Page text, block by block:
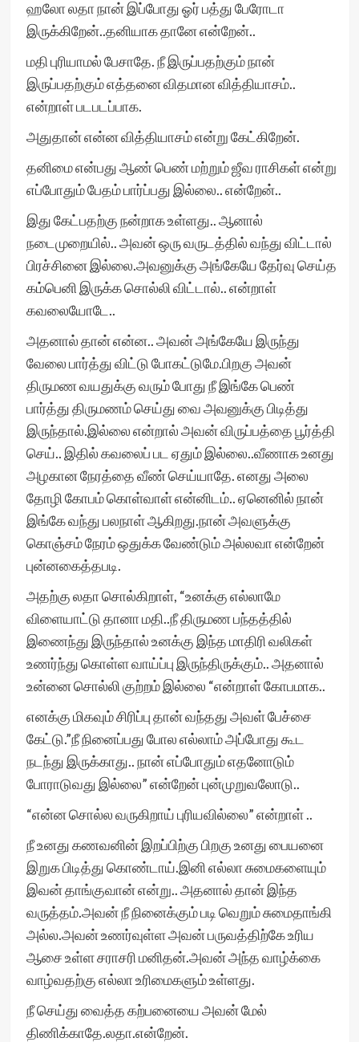
ஹலோ லதா நான் இப்போது ஓர் பத்து பேரோடா
இருக்கிறேன்..தனியாக தானே என்றேன்..
மதி புரியாமல் பேசாதே. நீ இருப்பதற்கும் நான்
இருப்பதற்கும் எத்தனை விதமான வித்தியாசம்..
என்றாள் படபடப்பாக.
அதுதான் என்ன வித்தியாசம் என்று கேட்கிறேன்.
தனிமை என்பது ஆண் பெண் மற்றும் ஜீவ ராசிகள் என்று
எப்போதும் பேதம் பார்ப்பது இல்லை.. என்றேன்..
இது கேட்பதற்கு நன்றாக உள்ளது.. ஆனால்
நடைமுறையில்.. அவன் ஒரு வருடத்தில் வந்து விட்டால்
பிரச்சினை இல்லை.அவனுக்கு அங்கேயே தேர்வு செய்த
கம்பெனி இருக்க சொல்லி விட்டால்.. என்றாள்
கவலையோடே..
அதனால் தான் என்ன.. அவன் அங்கேயே இருந்து
வேலை பார்த்து விட்டு போகட்டுமே.பிறகு அவன்
திருமண வயதுக்கு வரும் போது நீ இங்கே பெண்
பார்த்து திருமணம் செய்து வை அவனுக்கு பிடித்து
இருந்தால்.இல்லை என்றால் அவன் விருப்பத்தை பூர்த்தி
செய்.. இதில் கவலைப் பட ஏதும் இல்லை..வீணாக உனது
அழகான நேரத்தை வீண் செய்யாதே. எனது அலை
தோழி கோபம் கொள்வாள் என்னிடம்.. ஏனெனில் நான்
இங்கே வந்து பலநாள் ஆகிறது.நான் அவளுக்கு
கொஞ்சம் நேரம் ஒதுக்க வேண்டும் அல்லவா என்றேன்
புன்னகைத்தபடி.
அதற்கு லதா சொல்கிறாள், “உனக்கு எல்லாமே
விளையாட்டு தானா மதி..நீ திருமண பந்தத்தில்
இணைந்து இருந்தால் உனக்கு இந்த மாதிரி வலிகள்
உணர்ந்து கொள்ள வாய்ப்பு இருந்திருக்கும்.. அதனால்
உன்னை சொல்லி குற்றம் இல்லை “என்றாள் கோபமாக..
எனக்கு மிகவும் சிரிப்பு தான் வந்தது அவள் பேச்சை
கேட்டு.”நீ நினைப்பது போல எல்லாம் அப்போது கூட
நடந்து இருக்காது.. நான் எப்போதும் எதனோடும்
போராடுவது இல்லை” என்றேன் புன்முறுவலோடு..
“என்ன சொல்ல வருகிறாய் புரியவில்லை” என்றாள் ..
நீ உனது கணவனின் இறப்பிற்கு பிறகு உனது பையனை
இறுக பிடித்து கொண்டாய்.இனி எல்லா சுமைகளையும்
இவன் தாங்குவான் என்று.. அதனால் தான் இந்த
வருத்தம்.அவன் நீ நினைக்கும் படி வெறும் சுமைதாங்கி
அல்ல.அவன் உணர்வுள்ள அவன் பருவத்திற்கே உரிய
ஆசை உள்ள சராசரி மனிதன்.அவன் அந்த வாழ்க்கை
வாழ்வதற்கு எல்லா உரிமைகளும் உள்ளது.
நீ செய்து வைத்த கற்பனையை அவன் மேல்
திணிக்காதே.லதா.என்றேன்.